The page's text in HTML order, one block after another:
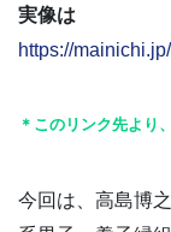
実像は
https://
＊このリンク先より
今回は、高島博